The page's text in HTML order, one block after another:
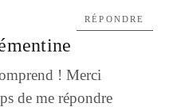
! Merci
de me répondre
RÉPONDRE